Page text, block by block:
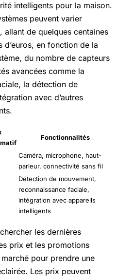
intelligents pour la maison.
peuvent varier
allant de quelques centaines
d’euros, en fonction de la
du nombre de capteurs
avancées comme la
la détection de
avec d’autres
Fonctionnalités
Caméra, microphone, haut-
parleur, connectivité sans fil
Détection de mouvement,
reconnaissance faciale,
intégration avec appareils
intelligents
les dernières
prix et les promotions
pour prendre une
Les prix peuvent